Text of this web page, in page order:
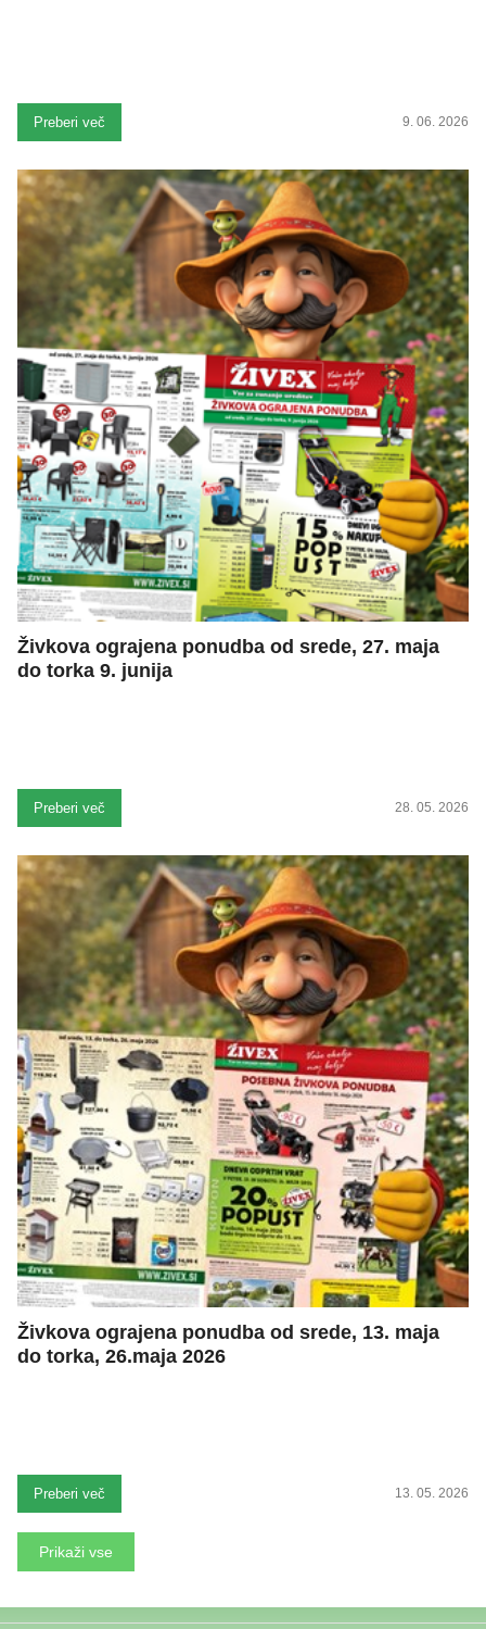
Preberi več 9. 06. 2026
Živkova ograjena ponudba od srede, 27. maja
do torka 9. junija
Preberi več 28. 05. 2026
Živkova ograjena ponudba od srede, 13. maja
do torka, 26.maja 2026
Preberi več 13. 05. 2026
Prikaži vse